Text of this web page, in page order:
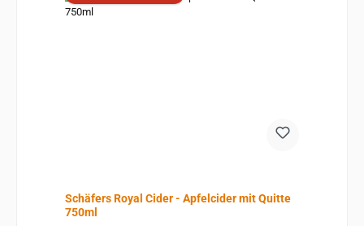
Schäfers Royal Cider - Apfelcider mit Quitte
750ml